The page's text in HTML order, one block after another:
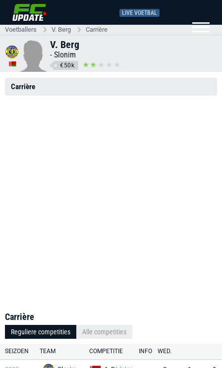
LIVE VOETBAL
Voetballers V. Berg Carrière
V. Berg
- Slonim
€50k
Carrière
Carrière
Reguliere competities Alle competities
SEIZOEN TEAM COMPETITIE INFO WED.